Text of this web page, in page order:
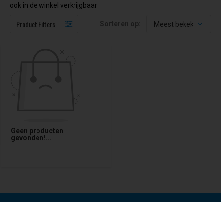
ook in de winkel verkrijgbaar
Product Filters Sorteren op:
Geen producten
gevonden!...